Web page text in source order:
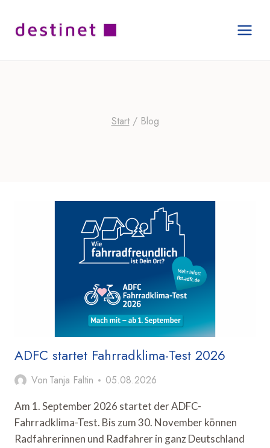
Inhalt
springen
Start / Blog
ADFC startet Fahrradklima-Test 2026
Von Tanja Faltin 05.08.2026
Am 1. September 2026 startet der ADFC-
Fahrradklima-Test. Bis zum 30. November können
Radfahrerinnen und Radfahrer in ganz Deutschland